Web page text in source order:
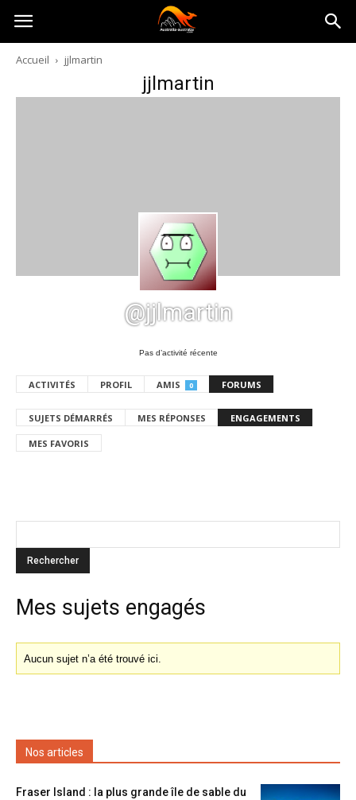
Australia-
australie.com
Accueil jjlmartin
jjlmartin
@jjlmartin
Pas d’activité récente
ACTIVITÉS PROFIL AMIS 0 FORUMS
SUJETS DÉMARRÉS MES RÉPONSES ENGAGEMENTS
MES FAVORIS
Mes sujets engagés
Aucun sujet n’a été trouvé ici.
Nos articles
Fraser Island : la plus grande île de sable du